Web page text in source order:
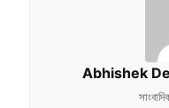
Abhishek